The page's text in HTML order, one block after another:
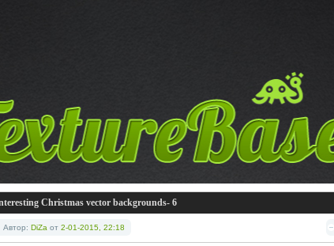
Christmas vector backgrounds- 6
Автор: DiZa от 2-01-2015, 22:18